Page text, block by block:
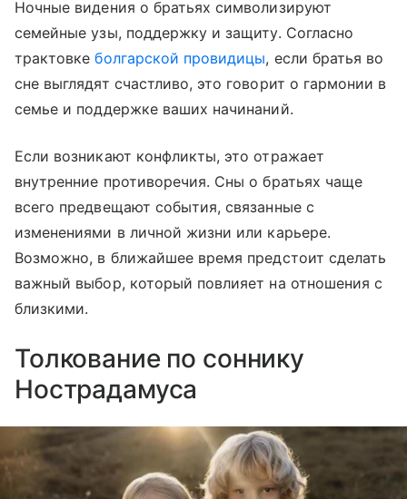
Ночные видения о братьях символизируют
семейные узы, поддержку и защиту. Согласно
трактовкеболгарской провидицы, если братья во
сне выглядят счастливо, это говорит о гармонии в
семье и поддержке ваших начинаний.
Если возникают конфликты, это отражает
внутренние противоречия. Сны о братьях чаще
всего предвещают события, связанные с
изменениями в личной жизни или карьере.
Возможно, в ближайшее время предстоит сделать
важный выбор, который повлияет на отношения с
близкими.
Толкование по соннику
Нострадамуса